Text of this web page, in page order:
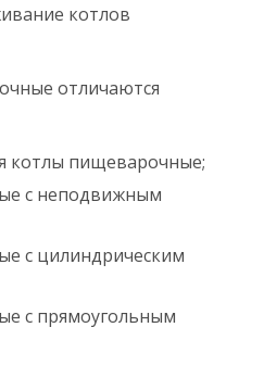
котлов
отличаются
котлы пищеварочные;
с неподвижным
с цилиндрическим
с прямоугольным